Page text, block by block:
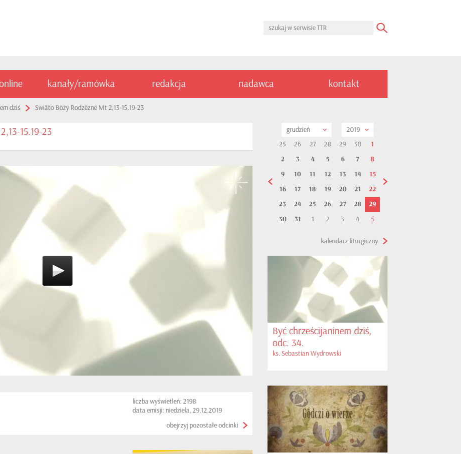
kanały/ramówka redakcja nadawca kontakt
dziś Swiãto Bòży Rodzëznë Mt 2,13-15.19-23
15.19-23
liczba wyświetleń: 2198
data emisji: niedziela, 29.12.2019
obejrzyj pozostałe odcinki
grudzień
2019
25
26 27 28 29 30
1
2
3 4 5 6 7
8
9
10 11 12 13 14
15
16
17 18 19 20 21
22
23
24 25 26 27 28
29
30
31 1 2 3 4 5
kalendarz liturgiczny
Być chrześcijaninem dziś,
odc. 34.
ks. Sebastian Wydrowski